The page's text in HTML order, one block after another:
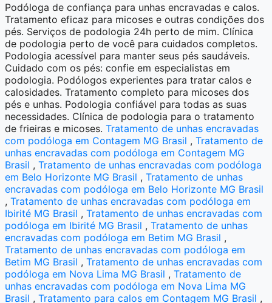
Podóloga de confiança para unhas encravadas e calos.
Tratamento eficaz para micoses e outras condições dos
pés. Serviços de podologia 24h perto de mim. Clínica
de podologia perto de você para cuidados completos.
Podologia acessível para manter seus pés saudáveis.
Cuidado com os pés: confie em especialistas em
podologia. Podólogos experientes para tratar calos e
calosidades. Tratamento completo para micoses dos
pés e unhas. Podologia confiável para todas as suas
necessidades. Clínica de podologia para o tratamento
de frieiras e micoses.Tratamento de unhas encravadas
com podóloga em Contagem MG Brasil ,Tratamento de
unhas encravadas com podóloga em Contagem MG
Brasil ,Tratamento de unhas encravadas com podóloga
em Belo Horizonte MG Brasil ,Tratamento de unhas
encravadas com podóloga em Belo Horizonte MG Brasil
,Tratamento de unhas encravadas com podóloga em
Ibirité MG Brasil ,Tratamento de unhas encravadas com
podóloga em Ibirité MG Brasil ,Tratamento de unhas
encravadas com podóloga em Betim MG Brasil ,
Tratamento de unhas encravadas com podóloga em
Betim MG Brasil ,Tratamento de unhas encravadas com
podóloga em Nova Lima MG Brasil ,Tratamento de
unhas encravadas com podóloga em Nova Lima MG
Brasil ,Tratamento para calos em Contagem MG Brasil ,